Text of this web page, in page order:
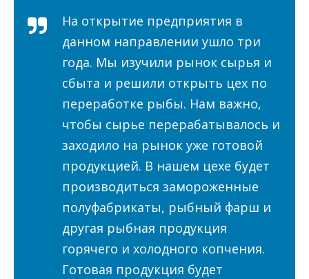
На открытие предприятия в
данном направлении ушло три
года. Мы изучили рынок сырья и
сбыта и решили открыть цех по
переработке рыбы. Нам важно,
чтобы сырье перерабатывалось и
заходило на рынок уже готовой
продукцией. В нашем цехе будет
производиться замороженные
полуфабрикаты, рыбный фарш и
другая рыбная продукция
горячего и холодного копчения.
Готовая продукция будет